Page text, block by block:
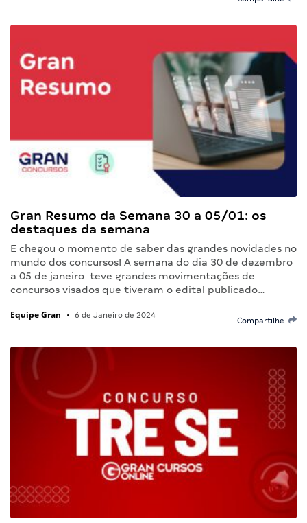
Gran Resumo da Semana 30 a 05/01: os
destaques da semana
E chegou o momento de saber das grandes novidades no
mundo dos concursos! A semana do dia 30 de dezembro
a 05 de janeiro teve grandes movimentações de
concursos visados que tiveram o edital publicado…
Equipe Gran • 6 de Janeiro de 2024
Compartilhe